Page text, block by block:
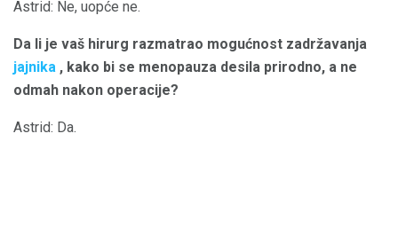
Astrid: Ne, uopće ne.
Da li je vaš hirurg razmatrao mogućnost zadržavanja
jajnika , kako bi se menopauza desila prirodno, a ne
odmah nakon operacije?
Astrid: Da.